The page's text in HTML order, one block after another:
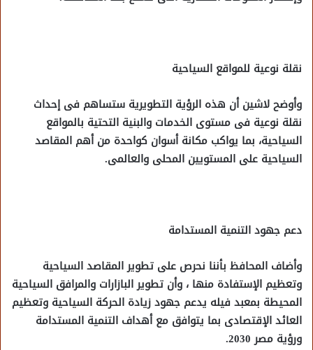
نقلة نوعية للمواقع السياحية
وأوضح لاشين أن هذه الرؤية التطويرية ستساهم فى إحداث
نقلة نوعية فى مستوى الخدمات والبنية التحتية بالمواقع
السياحية، بما يواكب مكانة أسوان كواحدة من أهم المقاصد
السياحية على المستويين المحلى والعالمى.
دعم جهود التنمية المستدامة
وأضاف المحافظ بأننا نحرص على تطوير المقاصد السياحية
وتعظيم الإستفادة منها ، وأن تطوير البازارات والمرافق السياحية
المحيطة بمعبد فيله يدعم جهود زيادة الحركة السياحية وتعظيم
العائد الإقتصادى بما يتوافق مع أهداف التنمية المستدامة
ورؤية مصر 2030.